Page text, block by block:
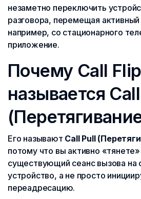
незаметно переключить
разговора, перемещая активный
например, со стационарного
приложение.
Почему Call
называется
Его называют Call Pull
потому что вы активно
существующий сеанс вызова на
устройство, а не просто
переадресацию.